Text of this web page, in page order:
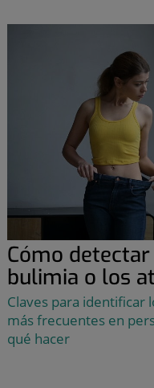
Cómo
bulimia o los
Claves para identificar
más frecuentes en
qué hacer